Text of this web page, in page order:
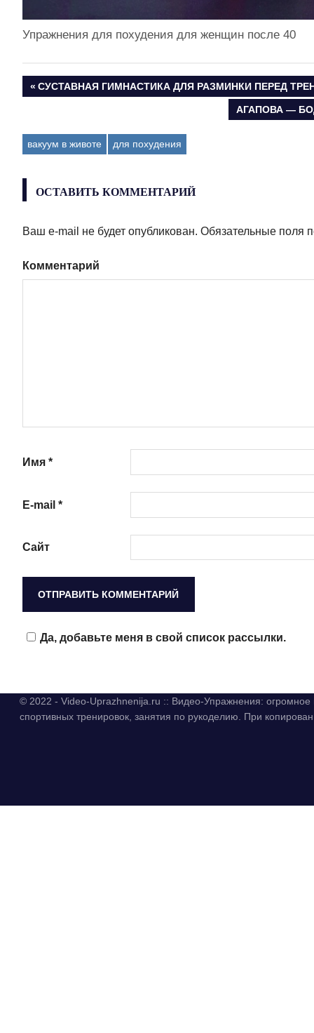
Упражнения для похудения для женщин после 40
Навигация
по
записям
ПРЕДЫДУЩАЯ
СУСТАВНАЯ ГИМНАСТИКА ДЛЯ РАЗМИНКИ ПЕРЕД
СЛЕДУЮЩАЯ
АГАПОВА —
вакуум в животе для похудения
ОСТАВИТЬ КОММЕНТАРИЙ
Ваш e-mail не будет опубликован. Обязательные поля
Комментарий
Имя *
E-mail *
Сайт
Да, добавьте меня в свой список рассылки.
© 2022 - Video-Uprazhnenija.ru :: Видео-Упражнения:
спортивных тренировок, занятия по рукоделию. При